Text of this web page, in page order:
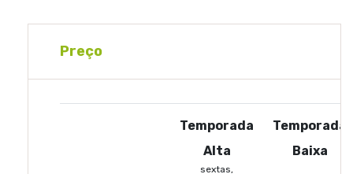
Preço
Temporada
Alta
sextas,
Temporada
Baixa